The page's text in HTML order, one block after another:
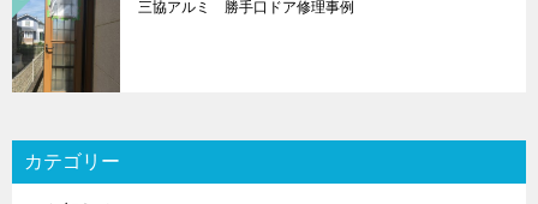
三協アルミ 勝手口ドア修理事例
カテゴリー